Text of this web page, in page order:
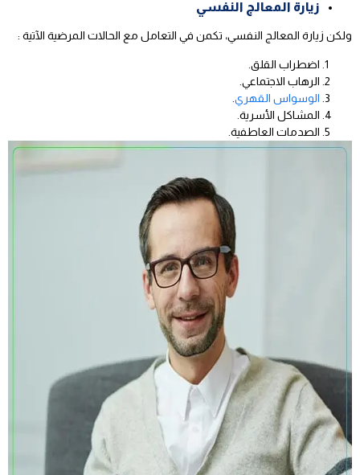
زيارة المعالج النفسي
ولكن زيارة المعالج النفسي، تكمن في التعامل مع الحالات المرضية الآتية :
اضطراب القلق.
الرهاب الاجتماعي.
الوسواس القهري
المشاكل الأسرية.
الصدمات العاطفية.